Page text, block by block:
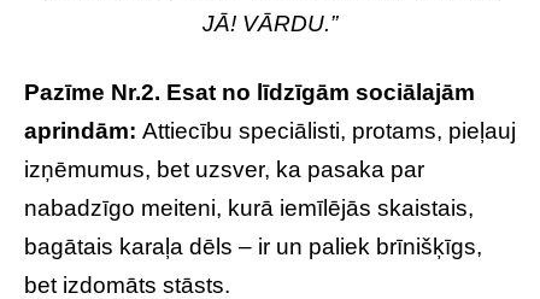
JĀ! VĀRDU.”
Pazīme Nr.2. Esat no līdzīgām sociālajām
aprindām: Attiecību speciālisti, protams, pieļauj
izņēmumus, bet uzsver, ka pasaka par
nabadzīgo meiteni, kurā iemīlējās skaistais,
bagātais karaļa dēls – ir un paliek brīnišķīgs,
bet izdomāts stāsts.